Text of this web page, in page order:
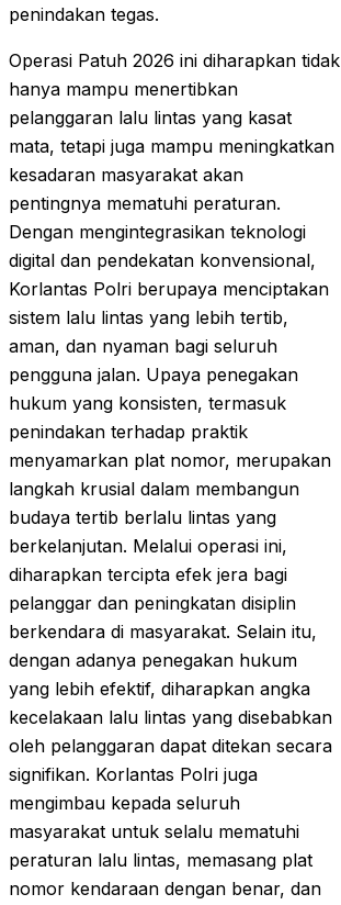
penindakan tegas.
Operasi Patuh 2026 ini diharapkan tidak
hanya mampu menertibkan
pelanggaran lalu lintas yang kasat
mata, tetapi juga mampu meningkatkan
kesadaran masyarakat akan
pentingnya mematuhi peraturan.
Dengan mengintegrasikan teknologi
digital dan pendekatan konvensional,
Korlantas Polri berupaya menciptakan
sistem lalu lintas yang lebih tertib,
aman, dan nyaman bagi seluruh
pengguna jalan. Upaya penegakan
hukum yang konsisten, termasuk
penindakan terhadap praktik
menyamarkan plat nomor, merupakan
langkah krusial dalam membangun
budaya tertib berlalu lintas yang
berkelanjutan. Melalui operasi ini,
diharapkan tercipta efek jera bagi
pelanggar dan peningkatan disiplin
berkendara di masyarakat. Selain itu,
dengan adanya penegakan hukum
yang lebih efektif, diharapkan angka
kecelakaan lalu lintas yang disebabkan
oleh pelanggaran dapat ditekan secara
signifikan. Korlantas Polri juga
mengimbau kepada seluruh
masyarakat untuk selalu mematuhi
peraturan lalu lintas, memasang plat
nomor kendaraan dengan benar, dan